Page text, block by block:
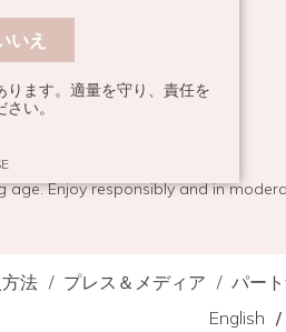
いえ
ます。適量を守り、責任を
い。
Enjoy responsibly and in
法 プレス＆メディア パー
English